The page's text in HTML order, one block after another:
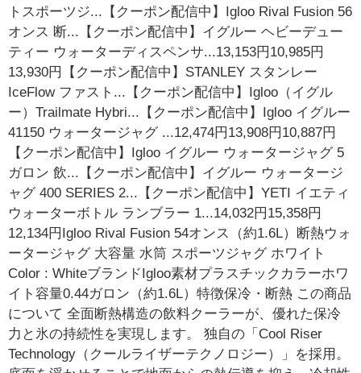
トスポーツジ...【クーポン配信中】Igloo Rival Fusion 56
オンス 断...【クーポン配信中】イグルー ヘビーデュー
ティー ウォーターディスペンサ...13,153円10,985円
13,930円【クーポン配信中】STANLEY スタンレー
IceFlow ファスト...【クーポン配信中】Igloo（イグル
ー）Trailmate Hybri...【クーポン配信中】Igloo イグルー
41150 ウォータージャグ ...12,474円13,908円10,887円
【クーポン配信中】Igloo イグルー ウォータージャグ 5
ガロン 飲...【クーポン配信中】イグルー ウォータージ
ャグ 400 SERIES 2...【クーポン配信中】YETI イエティ
ウォーターボトル ランブラー 1...14,032円15,358円
12,134円Igloo Rival Fusion 54オンス（約1.6L）断熱ウォ
ータージャグ 大容量 水筒 スポーツジャグ ホワイト
Color : WhiteブランドIgloo素材プラスチックカラーホワ
イト容量0.44ガロン（約1.6L）特徴保冷・断熱 この商品
について 全面断熱構造の飲料クーラーが、優れた保冷
力と氷の持続性を実現します。 独自の「Cool Riser
Technology（クールライザーテクノロジー）」を採用。